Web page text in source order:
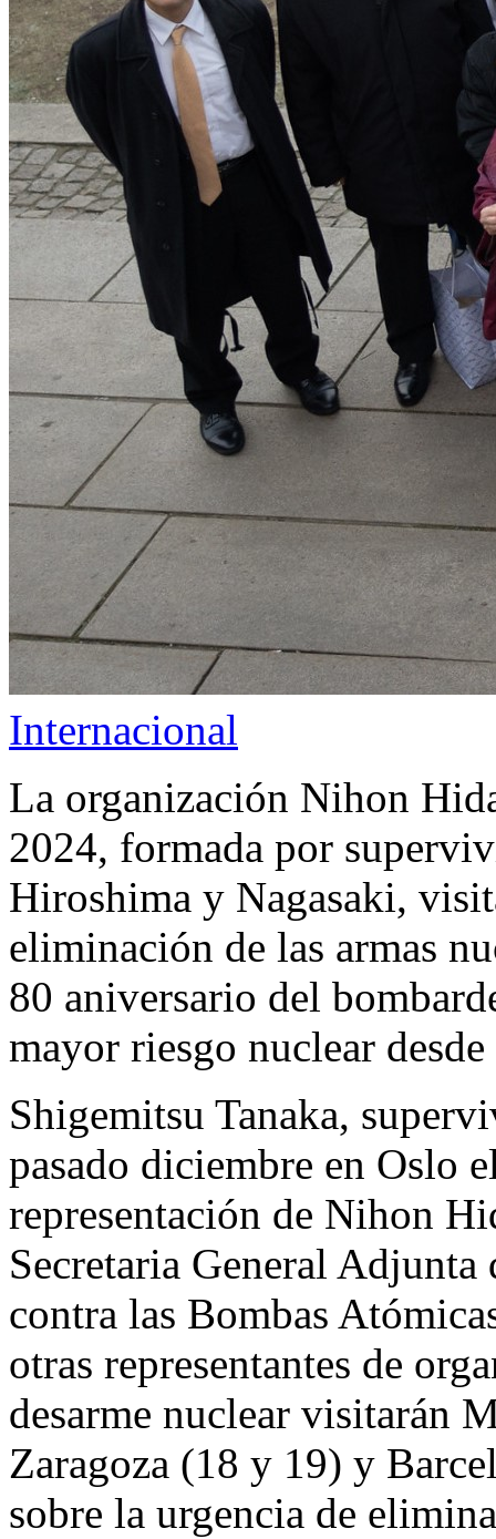
Internacional
La organización Nihon
2024, formada por
Hiroshima y Nagasaki,
eliminación de las armas
80 aniversario del
mayor riesgo nuclear
Shigemitsu Tanaka,
pasado diciembre en Oslo
representación de Nihon
Secretaria General
contra las Bombas
otras representantes de
desarme nuclear visitarán
Zaragoza (18 y 19) y
sobre la urgencia de